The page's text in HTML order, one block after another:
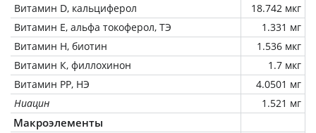
Витамин D, кальциферол
18.742 мкг
Витамин Е, альфа токоферол, ТЭ
1.331 мг
Витамин Н, биотин
1.536 мкг
Витамин К, филлохинон
1.7 мкг
Витамин РР, НЭ
4.0501 мг
Ниацин
1.521 мг
Макроэлементы